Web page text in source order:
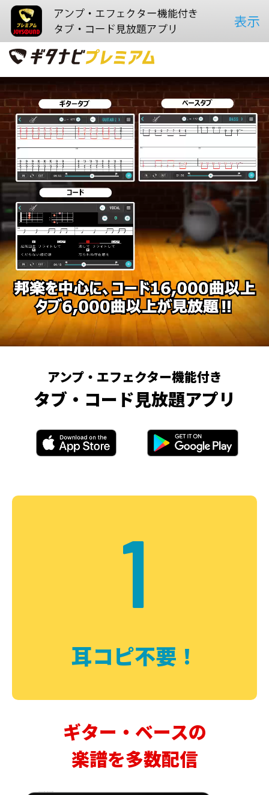
アンプ・エフェクター機能付き
タブ・コード見放題アプリ
1
耳コピ不要！
ギター・ベースの
楽譜を多数配信